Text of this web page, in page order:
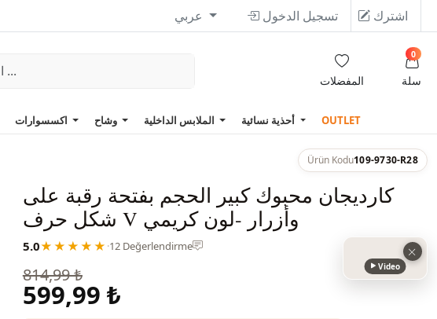
تسجيل الدخول اشترك
المفضلات سلة
0
OUTLET
Ürün Kodu109-9730-R28
كارديجان محبوك كبير الحجم بفتحة رقبة على
شكل حرف V وأزرار -لون كريمي
5.0★★★★★ ·12 Değerlendirme
814,99 ₺
599,99 ₺
Video